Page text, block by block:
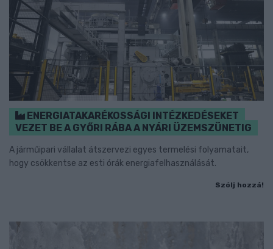
ENERGIATAKARÉKOSSÁGI INTÉZKEDÉSEKET
VEZET BE A GYŐRI RÁBA A NYÁRI ÜZEMSZÜNETIG
A járműipari vállalat átszervezi egyes termelési folyamatait,
hogy csökkentse az esti órák energiafelhasználását.
Szólj hozzá!